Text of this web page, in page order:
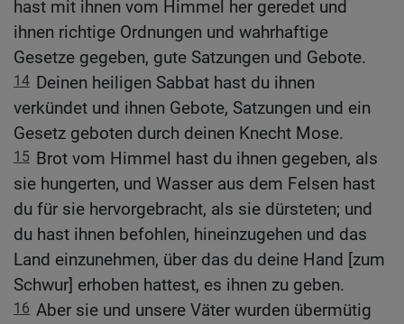
hast mit ihnen vom Himmel her geredet und
ihnen richtige Ordnungen und wahrhaftige
Gesetze gegeben, gute Satzungen und Gebote.
14 Deinen heiligen Sabbat hast du ihnen
verkündet und ihnen Gebote, Satzungen und ein
Gesetz geboten durch deinen Knecht Mose.
15 Brot vom Himmel hast du ihnen gegeben, als
sie hungerten, und Wasser aus dem Felsen hast
du für sie hervorgebracht, als sie dürsteten; und
du hast ihnen befohlen, hineinzugehen und das
Land einzunehmen, über das du deine Hand [zum
Schwur] erhoben hattest, es ihnen zu geben.
16 Aber sie und unsere Väter wurden übermütig